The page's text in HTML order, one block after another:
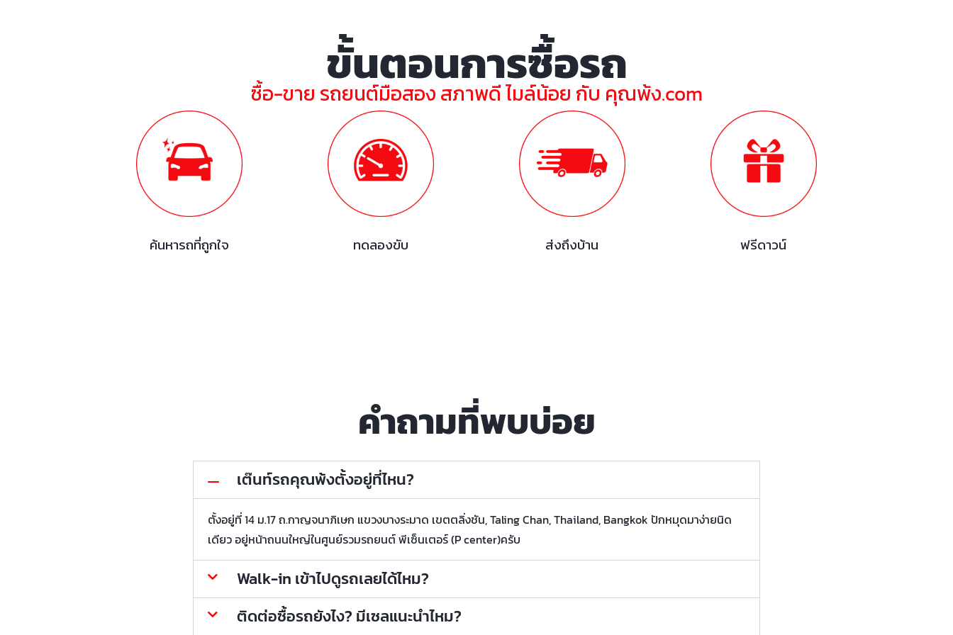
ขั้นตอนการซื้อรถ
ซื้อ-ขาย รถยนต์มือสอง สภาพดี ไมล์น้อย กับ คุณพ้ง.com
ค้นหารถที่ถูกใจ ทดลองขับ ส่งถึงบ้าน ฟรีดาวน์
คำถามที่พบบ่อย
เต๊นท์รถคุณพ้งตั้งอยู่ที่ไหน?
ตั้งอยู่ที่ 14 ม.17 ถ.กาญจนาภิเษก แขวงบางระมาด เขตตลิ่งชัน, Taling Chan, Thailand, Bangkok ปักหมุดมาง่ายนิด
เดียว อยู่หน้าถนนใหญ่ในศูนย์รวมรถยนต์ พีเซ็นเตอร์ (P center)ครับ
Walk-in เข้าไปดูรถเลยได้ไหม?
ติดต่อซื้อรถยังไง? มีเซลแนะนำไหม?